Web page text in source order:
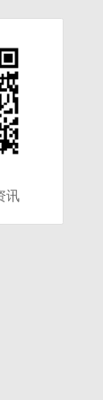
讯
讯